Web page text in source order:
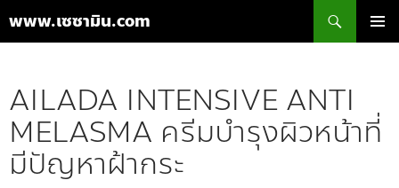
www.เซซามิน.com
เนื้อหา
AILADA INTENSIVE ANTI
MELASMA ครีมบำรุงผิวหน้าที่
มีปัญหาฝ้ากระ